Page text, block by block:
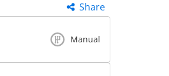
Share
Manual